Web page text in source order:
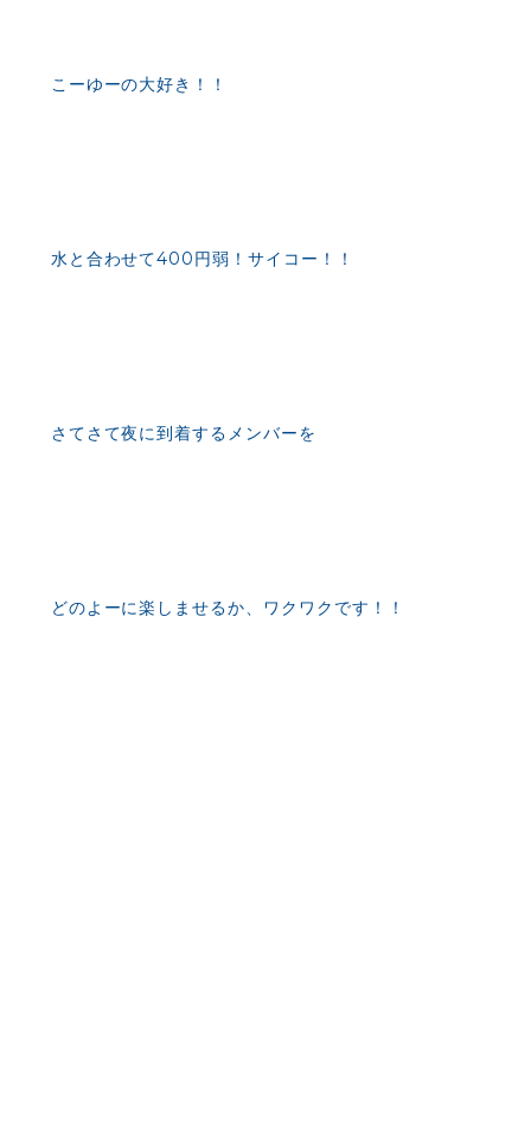
こーゆーの大好き！！
水と合わせて400円弱！サイコー！！
さてさて夜に到着するメンバーを
どのよーに楽しませるか、ワクワクです！！